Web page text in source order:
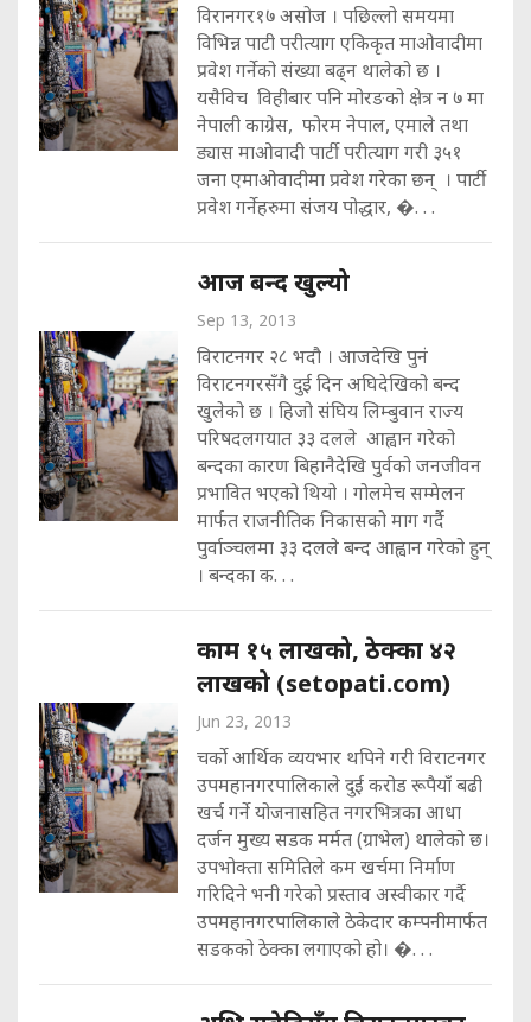
विरानगर१७ असोज । पछिल्लो समयमा
विभिन्न पाटी परीत्याग एकिकृत माओवादीमा
प्रवेश गर्नेको संख्या बढ्न थालेको छ ।
यसैविच विहीबार पनि मोरङको क्षेत्र न ७ मा
नेपाली काग्रेस, फोरम नेपाल, एमाले तथा
ड्यास माओवादी पार्टी परीत्याग गरी ३५१
जना एमाओवादीमा प्रवेश गरेका छन् । पार्टी
प्रवेश गर्नेहरुमा संजय पोद्धार, �. . .
आज बन्द खुल्यो
Sep 13, 2013
विराटनगर २८ भदौ । आजदेखि पुनं
विराटनगरसँगै दुई दिन अघिदेखिको बन्द
खुलेको छ । हिजो संघिय लिम्बुवान राज्य
परिषदलगयात ३३ दलले आह्वान गरेको
बन्दका कारण बिहानैदेखि पुर्वको जनजीवन
प्रभावित भएको थियो । गोलमेच सम्मेलन
मार्फत राजनीतिक निकासको माग गर्दै
पुर्वाञ्चलमा ३३ दलले बन्द आह्वान गरेको हुन्
। बन्दका क. . .
काम १५ लाखको, ठेक्का ४२
लाखको (setopati.com)
Jun 23, 2013
चर्को आर्थिक व्ययभार थपिने गरी विराटनगर
उपमहानगरपालिकाले दुई करोड रूपैयाँ बढी
खर्च गर्ने योजनासहित नगरभित्रका आधा
दर्जन मुख्य सडक मर्मत (ग्राभेल) थालेको छ।
उपभोक्ता समितिले कम खर्चमा निर्माण
गरिदिने भनी गरेको प्रस्ताव अस्वीकार गर्दै
उपमहानगरपालिकाले ठेकेदार कम्पनीमार्फत
सडकको ठेक्का लगाएको हो। �. . .